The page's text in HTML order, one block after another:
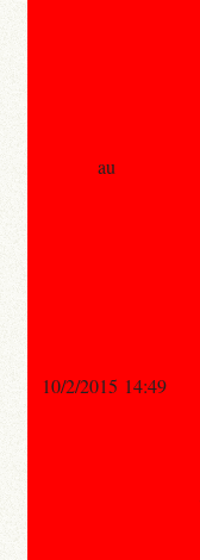
au
10/2/2015 14:49